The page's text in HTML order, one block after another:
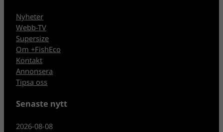
Nyheter
Webb-TV
Supersize
Om +FishEco
Kontakt
Annonsera
Tipsa oss
Senaste nytt
2026-08-08